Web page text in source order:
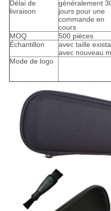
Délai de
livraison
généralement
jours pour une
commande en
cours
MOQ 500 pièces
Échantillon
avec taille
avec nouveau
Mode de logo